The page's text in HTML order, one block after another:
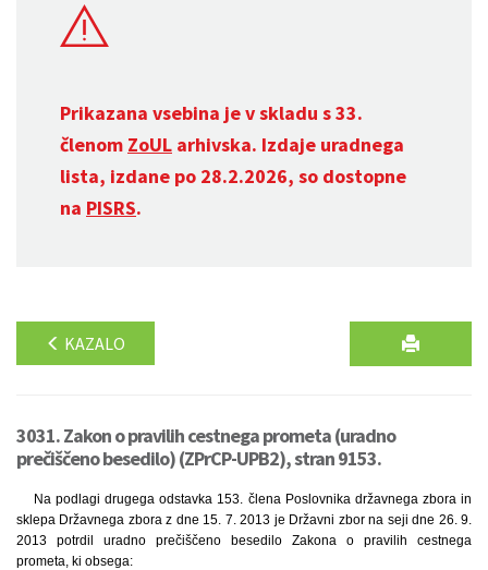
Prikazana vsebina je v skladu s 33.
členom ZoUL arhivska. Izdaje uradnega
lista, izdane po 28.2.2026, so dostopne
na PISRS.
KAZALO
3031. Zakon o pravilih cestnega prometa (uradno
prečiščeno besedilo) (ZPrCP-UPB2), stran 9153.
Na podlagi drugega odstavka 153. člena Poslovnika državnega zbora in
sklepa Državnega zbora z dne 15. 7. 2013 je Državni zbor na seji dne 26. 9.
2013 potrdil uradno prečiščeno besedilo Zakona o pravilih cestnega
prometa, ki obsega: